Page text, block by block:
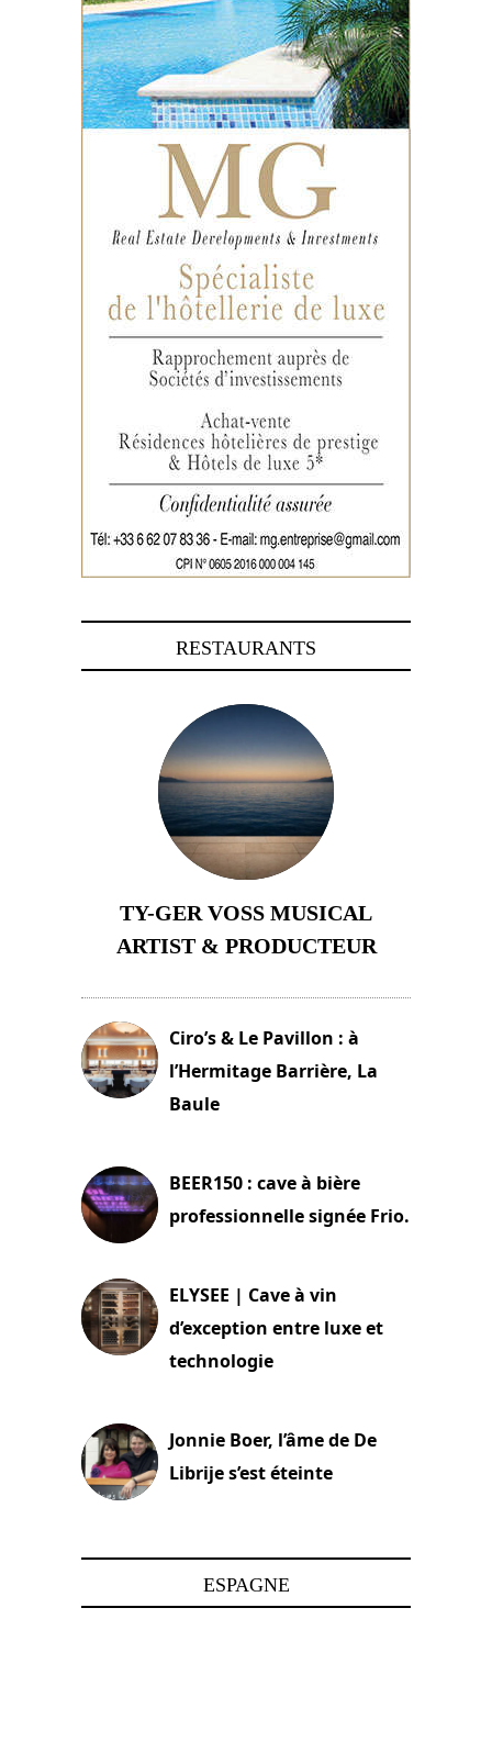
RESTAURANTS
TY-GER VOSS MUSICAL
ARTIST & PRODUCTEUR
Ciro’s & Le Pavillon : à
l’Hermitage Barrière, La
Baule
BEER150 : cave à bière
professionnelle signée Frio.
ELYSEE | Cave à vin
d’exception entre luxe et
technologie
Jonnie Boer, l’âme de De
Librije s’est éteinte
ESPAGNE